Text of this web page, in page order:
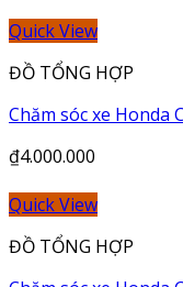
Quick View
ĐỒ TỔNG HỢP
Chăm sóc xe Honda
₫4.000.000
Quick View
ĐỒ TỔNG HỢP